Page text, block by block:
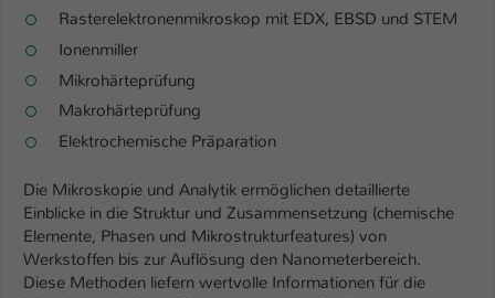
Rasterelektronenmikroskop mit EDX, EBSD und STEM
Ionenmiller
Mikrohärteprüfung
Makrohärteprüfung
Elektrochemische Präparation
Die Mikroskopie und Analytik ermöglichen detaillierte
Einblicke in die Struktur und Zusammensetzung (chemische
Elemente, Phasen und Mikrostrukturfeatures) von
Werkstoffen bis zur Auflösung den Nanometerbereich.
Diese Methoden liefern wertvolle Informationen für die
Zweck
generierte ID, für die historische
Einstellungen, falls der Webseiten-
Betreiber dies eingestellt hat.
Anbieter TYPO3
Laufzeit 1 Woche